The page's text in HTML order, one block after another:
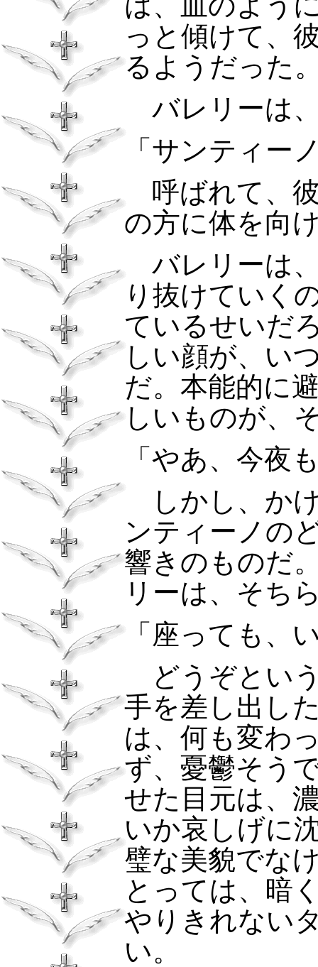
っと傾けて、
るようだった
バレリーは
「サンティー
呼ばれて、
の方に体を向
バレリーは
り抜けていく
ているせいだ
しい顔が、い
だ。本能的に
しいものが、
「やあ、今夜
しかし、か
ンティーノの
響きのものだ
リーは、そち
「座っても、
どうぞとい
手を差し出し
は、何も変わ
ず、憂鬱そう
せた目元は、
いか哀しげに
璧な美貌でな
とっては、暗
やりきれない
い。